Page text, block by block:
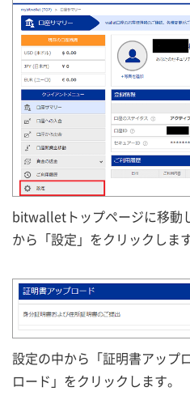
bitwalletトップページに移動
から「設定」をクリックします
設定の中から「証明書アップ
ロード」をクリックします。